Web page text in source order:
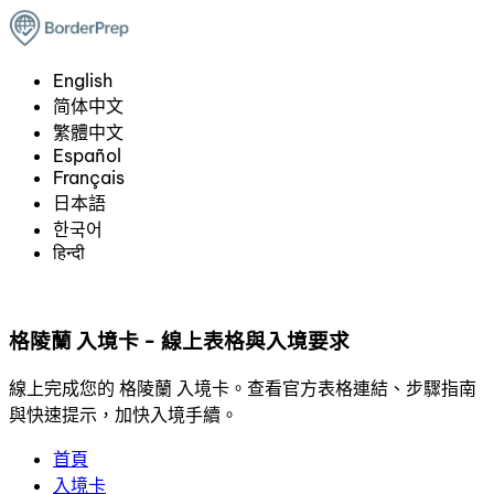
English
简体中文
繁體中文
Español
Français
日本語
한국어
हिन्दी
格陵蘭 入境卡 - 線上表格與入境要求
線上完成您的 格陵蘭 入境卡。查看官方表格連結、步驟指南
與快速提示，加快入境手續。
首頁
入境卡